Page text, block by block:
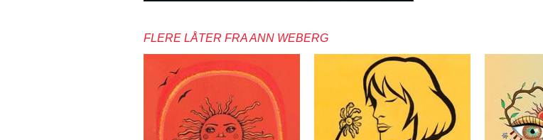
FLERE LÅTER FRA ANN WEBERG